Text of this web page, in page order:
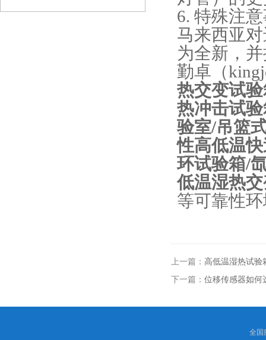
6. ‌特殊注
马来西亚
为全新，
勤卓（
热交变试
热冲击试
验室/吊篮
性高低温
环试验箱/
低温湿热
等可靠性
上一篇： 高低温湿热试验
下一篇： 位移传感器如何
全国